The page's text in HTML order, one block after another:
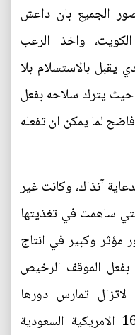
الجميع بان داعش
واخذ الرعب
يقبل بالاستسلام بلا
يترك سلاحه بفعل
لما يمكن ان تفعله
آنذاك، وكانت غير
ساهمت في تغذيتها
مؤثر وكبير في انتاج
بفعل الموقف الرخيص
لاتزال تمارس دورها
المشبوه الذي يصور طائرة ف 16 الامريكية السعودية